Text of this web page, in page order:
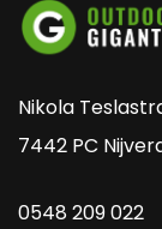
Nikola
7442 PC
0548 209 022